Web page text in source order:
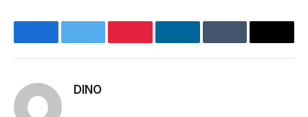
FacebookTwitter PinterestLinkedInTumblr E-
DINO